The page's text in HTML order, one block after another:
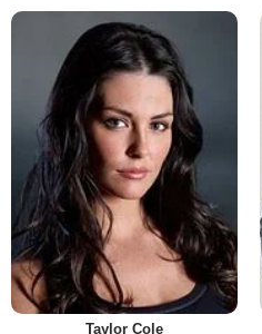
Taylor Cole